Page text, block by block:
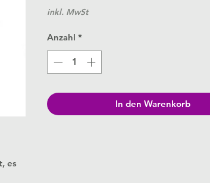
es
inkl. MwSt
Anzahl *
In den Warenkorb